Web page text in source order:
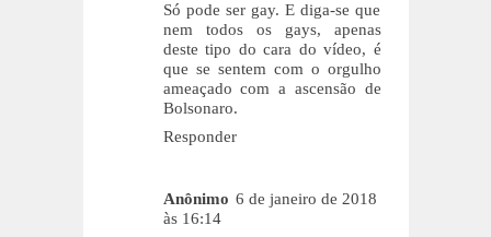
Só pode ser gay. E diga-se que
nem todos os gays, apenas
deste tipo do cara do vídeo, é
que se sentem com o orgulho
ameaçado com a ascensão de
Bolsonaro.
Responder
Anônimo 6 de janeiro de 2018
às 16:14